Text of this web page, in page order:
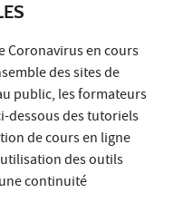
Coronavirus en cours
des sites de
public, les formateurs
dessous des tutoriels
de cours en ligne
des outils
continuité